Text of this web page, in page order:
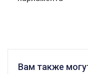
Вам также